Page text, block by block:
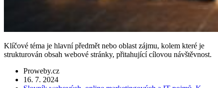
Klíčové téma je hlavní předmět nebo oblast zájmu, kolem které je
strukturován obsah webové stránky, přitahující cílovou návštěvnost.
Proweby.cz
16. 7. 2024